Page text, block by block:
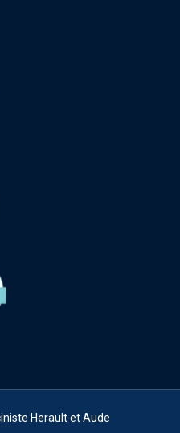
Herault et Aude